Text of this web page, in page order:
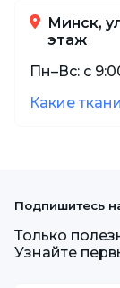
Минск,
этаж
Пн–Вс: с
Какие
Подпишитесь
Только
Узнайте